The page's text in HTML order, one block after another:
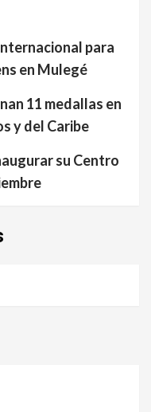
para
en Mulegé
11 medallas en
y del Caribe
su Centro